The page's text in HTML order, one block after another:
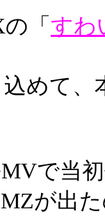
「 すわ
めて、
で当
が出